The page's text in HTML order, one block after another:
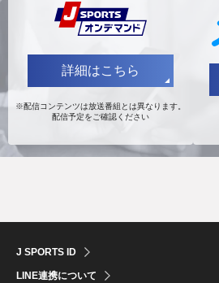
詳細はこちら
※配信コンテンツは放送番組とは異なります。
配信予定をご確認ください
J SPORTS ID
LINE連携について